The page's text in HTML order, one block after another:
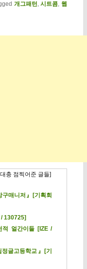
개그패턴,시트콤,웹
충 점찍어준 글들]
구매니저』[기획회
/ 130725]
적 얼간이들 [IZE /
글고등학교』[기